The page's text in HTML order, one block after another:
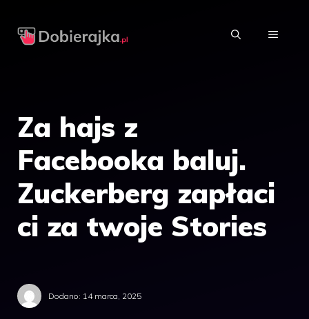
MENU
Za hajs z
Facebooka baluj.
Zuckerberg zapłaci
ci za twoje Stories
Dodano: 14 marca, 2025